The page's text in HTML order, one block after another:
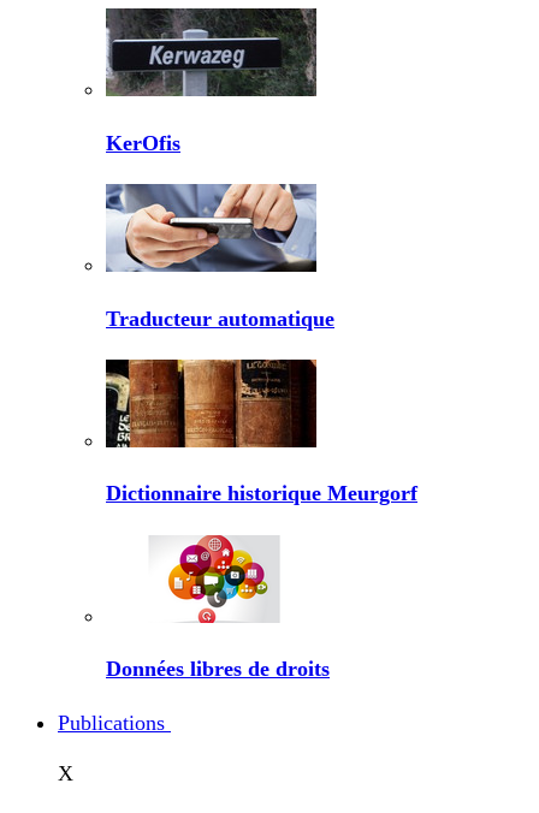
KerOfis
Traducteur automatique
Dictionnaire historique Meurgorf
Données libres de droits
Publications
X